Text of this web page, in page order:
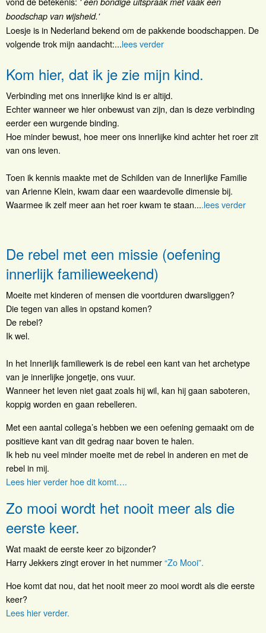
boodschap van wijsheid.'
Loesje is in Nederland bekend om de pakkende boodschappen. De
volgende trok mijn aandacht:...lees verder
Kom hier, dat ik je zie mijn kind.
Verbinding met ons innerlijke kind is er altijd.
Echter wanneer we hier onbewust van zijn, dan is deze verbinding
eerder een wurgende binding.
Hoe minder bewust, hoe meer ons innerlijke kind achter het roer zit
van ons leven.
Toen ik kennis maakte met de Schilden van de Innerlijke Familie
van Arienne Klein, kwam daar een waardevolle dimensie bij.
Waarmee ik zelf meer aan het roer kwam te staan....lees verder
De rebel met een missie (oefening
innerlijk familieweekend)
Moeite met kinderen of mensen die voortduren dwarsliggen?
Die tegen van alles in opstand komen?
De rebel?
Ik wel.
In het Innerlijk familiewerk is de rebel een kant van het archetype
van je innerlijke jongetje, ons vuur.
Wanneer het leven niet gaat zoals hij wil, kan hij gaan saboteren,
koppig worden en gaan rebelleren.
Met een aantal collega’s hebben we een oefening gemaakt om de
positieve kant van dit gedrag naar boven te halen.
Ik heb nu veel minder moeite met de rebel in anderen en met de
rebel in mij.
Lees hier verder hoe dit komt….
Zo mooi wordt het nooit meer als die
eerste keer.
Wat maakt de eerste keer zo bijzonder?
Harry Jekkers zingt erover in het nummer“Zo Mooi”.
Hoe komt dat nou, dat het nooit meer zo mooi wordt als die eerste
keer?
Lees hier verder.